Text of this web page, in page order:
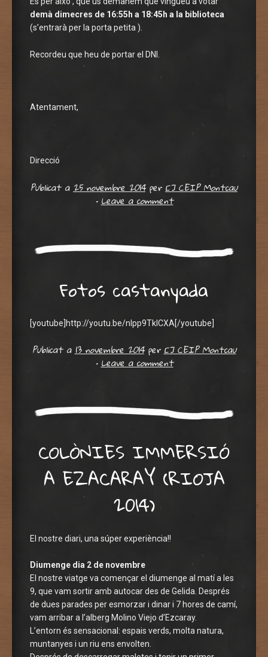
demà dimecres de 16:55h a 18:45h a la biblioteca
(s’entrarà per la porta petita ).
Recordeu que heu de portar el DNI.
Atentament,
Direcció
Publicat a 25 novembre 2014per [] CEIP Montcau
• Leave a comment
Fotos castanyada
[youtube]http://youtu.be/nIpp9TklCXA[/youtube]
Publicat a13 novembre 2014per[] CEIP Montcau
•Leave a comment
COLÒNIES IMMERSIÓ
A EZACARAY (RIOJA
2014)
El nostre diari, una súper experiència!!
Diumenge dia 2 de novembre
El nostre viatge va començar el diumenge al matí a les
9, que vam sortir amb autocar des de Gelida. Després
de dues parades per esmorzar i dinar i 7 hores de camí,
vam arribar a l’alberg Molino Viejo d’Ezcaray.
L’entorn és sensacional: espais verds, molta natura,
muntanyes i un riu ens envolten.